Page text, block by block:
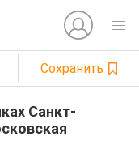
Сохранить
Санкт-